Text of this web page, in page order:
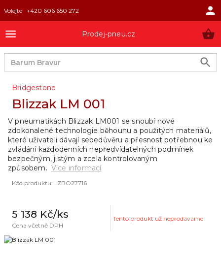
Volejte +420 606 650 272
Prodej-pneu.cz
Bridgestone
Blizzak LM 001
Kód produktu: ZBO27716
5 138 Kč/ks
Cena včetně DPH
Tento produkt už neprodáváme
V pneumatikách Blizzak LM001 se snoubí nové
zdokonalené technologie běhounu a použitých materiálů,
které uživateli dávají sebedůvěru a přesnost potřebnou ke
zvládání každodenních nepředvídatelných podmínek
bezpečným, jistým a zcela kontrolovaným
způsobem. Více informací